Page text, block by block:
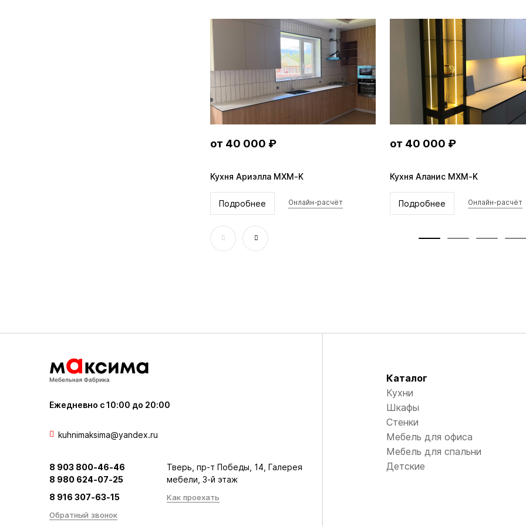
от 35 000 ₽
Шкаф Джон MXM-C
Подробнее Онлайн-расчёт
от 35 000 ₽
Шкаф Майкл MXM-C
Подробнее Онлайн-расчёт
Ежедневно с 10:00 до 20:00
kuhnimaksima@yandex.ru
8 903 800-46-46
8 980 624-07-25
8 916 307-63-15
Обратный звонок
Тверь, пр-т Победы, 14, Галерея
мебели, 3-й этаж
Как проехать
Каталог
Кухни
Шкафы
Стенки
Мебель для офиса
Мебель для спальни
Детские